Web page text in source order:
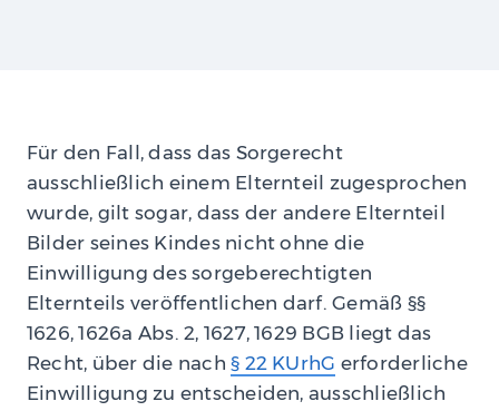
Für den Fall, dass das Sorgerecht
ausschließlich einem Elternteil zugesprochen
wurde, gilt sogar, dass der andere Elternteil
Bilder seines Kindes nicht ohne die
Einwilligung des sorgeberechtigten
Elternteils veröffentlichen darf. Gemäß §§
1626, 1626a Abs. 2, 1627, 1629 BGB liegt das
Recht, über die nach§ 22 KUrhG erforderliche
Einwilligung zu entscheiden, ausschließlich